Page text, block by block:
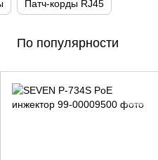
Патч-корды RJ45
По популярности